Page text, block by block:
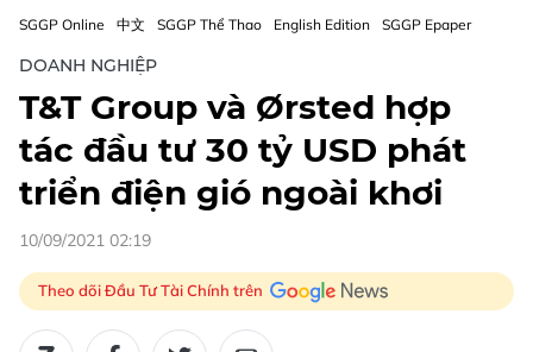
SGGP Online 中文 SGGP Thể Thao English Edition SGGP Epaper
DOANH NGHIỆP
T&T Group và Ørsted hợp
tác đầu tư 30 tỷ USD phát
triển điện gió ngoài khơi
10/09/2021 02:19
Theo dõi Đầu Tư Tài Chính trên